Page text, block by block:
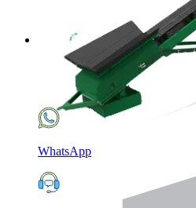
WhatsApp